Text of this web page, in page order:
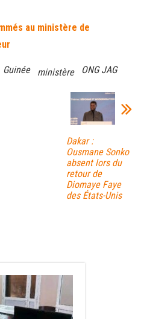
au ministère de
Guinée ministère ONG JAG
Dakar :
Ousmane Sonko
absent lors du
retour de
Diomaye Faye
des États-Unis